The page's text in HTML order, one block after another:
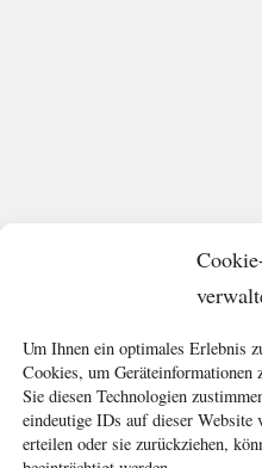
Um Ihnen ein optimales Erlebnis
Cookies, um Geräteinformationen
Sie diesen Technologien
eindeutige IDs auf dieser
erteilen oder sie zurückziehen,